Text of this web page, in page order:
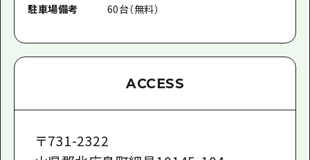
駐車場備考 60台（無料）
ACCESS
〒731-2322